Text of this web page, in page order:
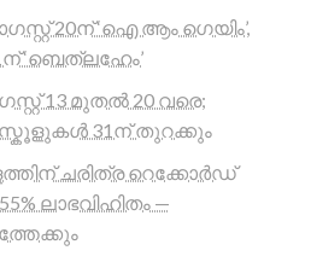
20ന് ‘ഐ ആം ഗെയിം’,
‘ബെത്‌ലഹേം’
13 മുതൽ 20 വരെ;
31ന് തുറക്കും
ചരിത്ര റെക്കോർഡ്
ലാഭവിഹിതം —